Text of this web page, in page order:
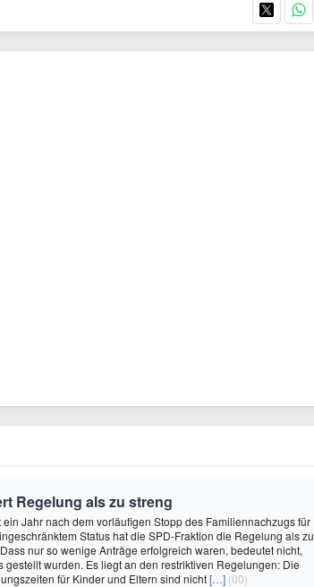
Regelung als zu streng
ein Jahr nach dem vorläufigen Stopp des Familiennachzugs für
Status hat die SPD-Fraktion die Regelung als zu
nur so wenige Anträge erfolgreich waren, bedeutet nicht,
gestellt wurden. Es liegt an den restriktiven Regelungen: Die
für Kinder und Eltern sind nicht[…] (00)